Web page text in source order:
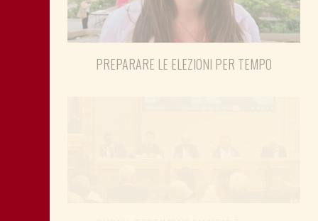
PREPARARE LE ELEZIONI PER TEMPO